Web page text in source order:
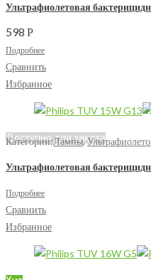
Ультрафиолетовая
598 Р
Подробнее
Сравнить
Избранное
Доступно для заказа
Категории:Лампы,
Ультрафиолетовая
Подробнее
Сравнить
Избранное